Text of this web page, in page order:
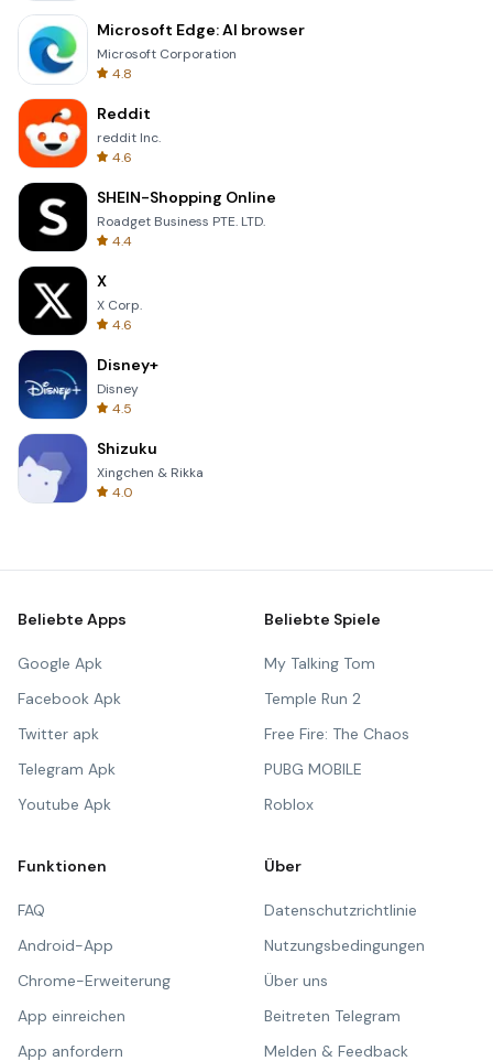
Microsoft Edge: AI browser
Microsoft Corporation
4.8
Reddit
reddit Inc.
4.6
SHEIN-Shopping Online
Roadget Business PTE. LTD.
4.4
X
X Corp.
4.6
Disney+
Disney
4.5
Shizuku
Xingchen & Rikka
4.0
Beliebte Apps
Google Apk
Facebook Apk
Twitter apk
Telegram Apk
Youtube Apk
Beliebte Spiele
My Talking Tom
Temple Run 2
Free Fire: The Chaos
PUBG MOBILE
Roblox
Funktionen
FAQ
Android-App
Chrome-Erweiterung
App einreichen
App anfordern
Über
Datenschutzrichtlinie
Nutzungsbedingungen
Über uns
Beitreten Telegram
Melden & Feedback